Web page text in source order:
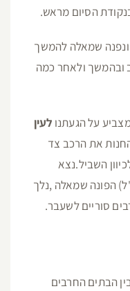
הסיום מראש.
ונפנה שמאלה להמשך
ובהמשך ולאחר כמה
על הגעתנו לעין
את הרכב צד
השביל.נצא
הפונה שמאלה ,נלך
סוריים לשעבר.
הבתים החרבים